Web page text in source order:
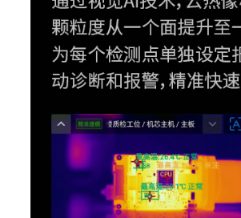
镜头识别
选配镜头
数码变焦
云热像
TurboFocus 智能对焦系统
T-DEF